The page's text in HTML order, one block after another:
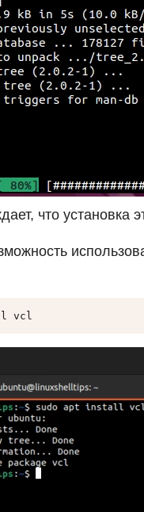
что установка
vcl